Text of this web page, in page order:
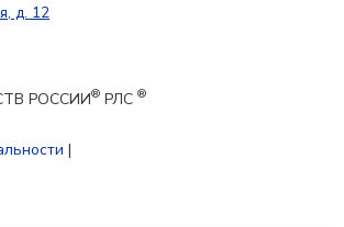
д. 12
РОССИИ® РЛС ®
|